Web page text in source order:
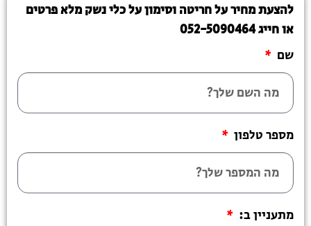
להצעת מחיר על חריטה וסימון על כלי נשק מלא פרטים
או חייג 052-5090464
שם
מספר טלפון
מתעניין ב: